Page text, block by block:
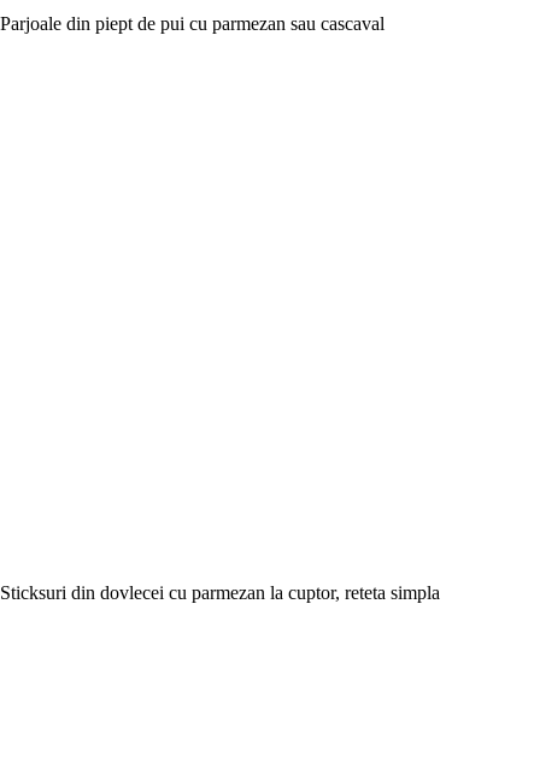
Parjoale din piept de pui cu parmezan sau cascaval
Sticksuri din dovlecei cu parmezan la cuptor, reteta simpla